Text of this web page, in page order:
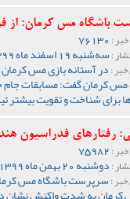
باشگاه مس کرمان: از
:
:سه‌شنبه 19 اسفند ماه 1399 ساعت 12:05
:در آستانه بازی مس
مس کرمان گفت: مسابقات جام
برای شناخت و تقویت بیشتر
رفتارهای فدراسیون
:
:دوشنبه 20 بهمن ماه 1399 ساعت 20:37
:سرپرست باشگاه مس